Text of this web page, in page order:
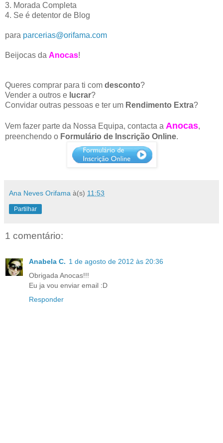
3. Morada Completa
4. Se é detentor de Blog
para parcerias@orifama.com
Beijocas da Anocas!
Queres comprar para ti com desconto?
Vender a outros e lucrar?
Convidar outras pessoas e ter um Rendimento Extra?
Vem fazer parte da Nossa Equipa, contacta a Anocas,
preenchendo o Formulário de Inscrição Online.
Ana Neves Orifama à(s) 11:53
Partilhar
1 comentário:
Anabela C. 1 de agosto de 2012 às 20:36
Obrigada Anocas!!!
Eu ja vou enviar email :D
Responder